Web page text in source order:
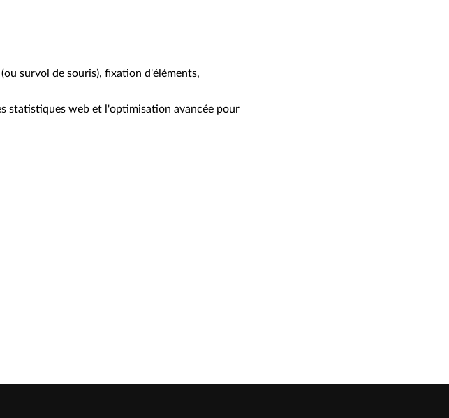
survol de souris), fixation d'éléments,
statistiques web et l'optimisation avancée pour